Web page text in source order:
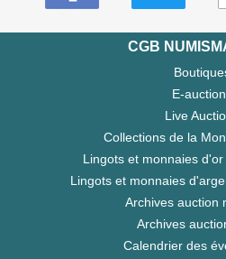
CGB
E-
Live
Collections de la
Lingots et monnaies
Lingots et monnaies
Archives auction
Archives
Calendrier des